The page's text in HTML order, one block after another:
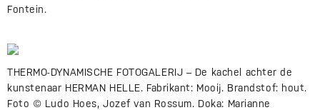
Fontein.
THERMO-DYNAMISCHE FOTOGALERIJ – De kachel achter de
kunstenaar HERMAN HELLE. Fabrikant: Mooij. Brandstof: hout.
Foto © Ludo Hoes, Jozef van Rossum. Doka: Marianne